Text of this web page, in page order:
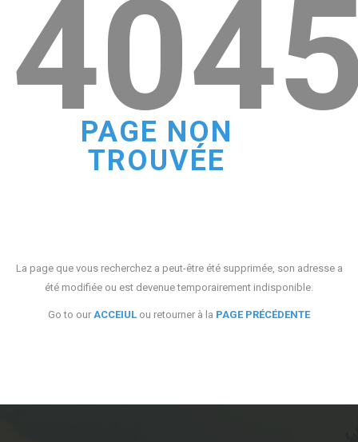
PAGE NON
TROUVÉE
La page que vous recherchez a peut-être été supprimée, son adresse a
été modifiée ou est devenue temporairement indisponible.
Go to our ACCEIUL ou retourner à la PAGE PRÉCÉDENTE